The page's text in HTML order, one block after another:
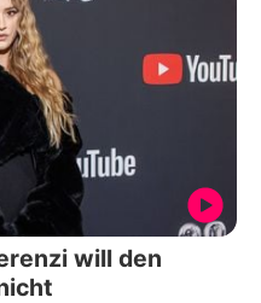
will den